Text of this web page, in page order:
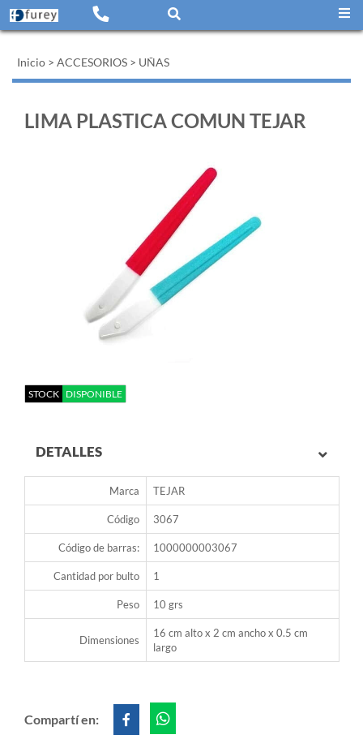
Inicio > ACCESORIOS > UÑAS
LIMA PLASTICA COMUN TEJAR
STOCK DISPONIBLE
DETALLES
Marca TEJAR
Código 3067
Código de barras: 1000000003067
Cantidad por bulto 1
Peso 10 grs
Dimensiones
16 cm alto x 2 cm ancho x 0.5 cm
largo
Compartí en: